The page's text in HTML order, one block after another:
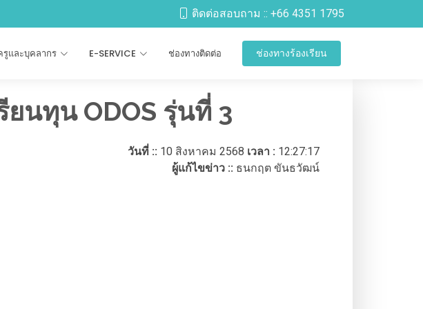
ติดต่อสอบถาม :: +66 4351 1795
และบุคลากร E-SERVICE ช่องทางติดต่อ ช่องทางร้องเรียน
นทุน ODOS รุ่นที่ 3
วันที่ :: 10 สิงหาคม 2568 เวลา : 12:27:17
ผู้แก้ไขข่าว :: ธนกฤต ขันธวัฒน์